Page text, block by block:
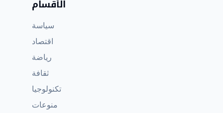
الأقسام
سياسة
اقتصاد
رياضة
ثقافة
تكنولوجيا
منوعات